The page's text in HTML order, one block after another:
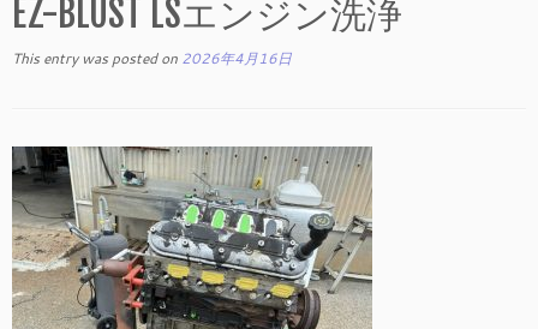
EZ-BLUST LSエンジン洗浄
This entry was posted on 2026年4月16日